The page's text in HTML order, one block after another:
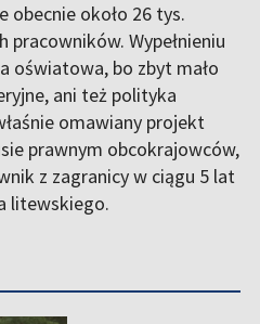
obecnie około 26 tys.
Wypełnieniu
oświatowa, bo zbyt mało
ani też polityka
omawiany projekt
prawnym obcokrajowców,
z zagranicy w ciągu 5 lat
litewskiego.